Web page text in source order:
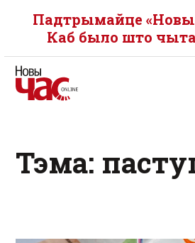
Падтрымайце «Новы
Каб было што
Тэма: